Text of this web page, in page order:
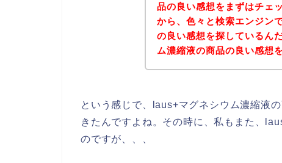
品の良い感想をまずはチェ
から、色々と検索エンジン
の良い感想を探しているん
ム濃縮液の商品の良い感想
という感じで、laus+マグネシウム濃縮液
きたんですよね。その時に、私もまた、
のですが、、、